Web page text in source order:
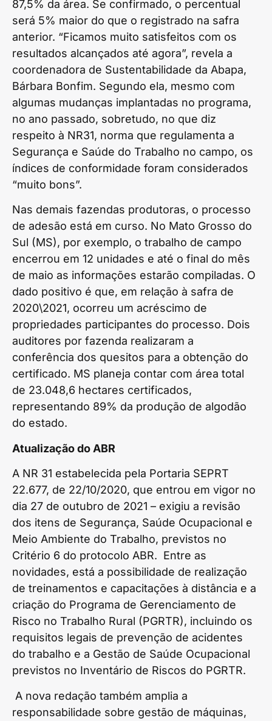
87,5% da área. Se confirmado, o percentual
será 5% maior do que o registrado na safra
anterior. “Ficamos muito satisfeitos com os
resultados alcançados até agora”, revela a
coordenadora de Sustentabilidade da Abapa,
Bárbara Bonfim. Segundo ela, mesmo com
algumas mudanças implantadas no programa,
no ano passado, sobretudo, no que diz
respeito à NR31, norma que regulamenta a
Segurança e Saúde do Trabalho no campo, os
índices de conformidade foram considerados
“muito bons”.
Nas demais fazendas produtoras, o processo
de adesão está em curso. No Mato Grosso do
Sul (MS), por exemplo, o trabalho de campo
encerrou em 12 unidades e até o final do mês
de maio as informações estarão compiladas. O
dado positivo é que, em relação à safra de
2020\2021, ocorreu um acréscimo de
propriedades participantes do processo. Dois
auditores por fazenda realizaram a
conferência dos quesitos para a obtenção do
certificado. MS planeja contar com área total
de 23.048,6 hectares certificados,
representando 89% da produção de algodão
do estado.
Atualização do ABR
A NR 31 estabelecida pela Portaria SEPRT
22.677, de 22/10/2020, que entrou em vigor no
dia 27 de outubro de 2021 – exigiu a revisão
dos itens de Segurança, Saúde Ocupacional e
Meio Ambiente do Trabalho, previstos no
Critério 6 do protocolo ABR. Entre as
novidades, está a possibilidade de realização
de treinamentos e capacitações à distância e a
criação do Programa de Gerenciamento de
Risco no Trabalho Rural (PGRTR), incluindo os
requisitos legais de prevenção de acidentes
do trabalho e a Gestão de Saúde Ocupacional
previstos no Inventário de Riscos do PGRTR.
A nova redação também amplia a
responsabilidade sobre gestão de máquinas,